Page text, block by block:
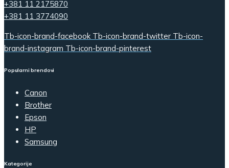
+381 11 2175870
+381 11 3774090
Tb-icon-brand-facebook Tb-icon-brand-twitter Tb-icon-
brand-instagram Tb-icon-brand-pinterest
Popularni brendovi
Canon
Brother
Epson
HP
Samsung
Kategorije